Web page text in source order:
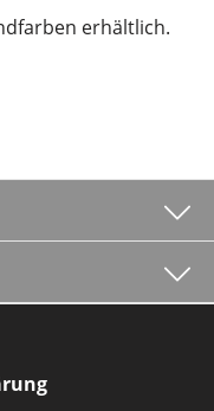
erhältlich.